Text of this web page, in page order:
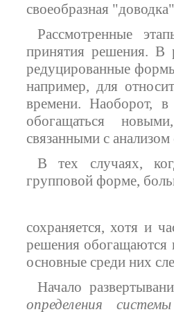
своеобразная
Рассмотренные
принятия решения. В
редуцированные
например, для
времени. Наоборот,
обогащаться
связанными с
В тех случаях,
групповой форме,
сохраняется, хотя и
решения обогащаются
основные среди них
Начало
определения